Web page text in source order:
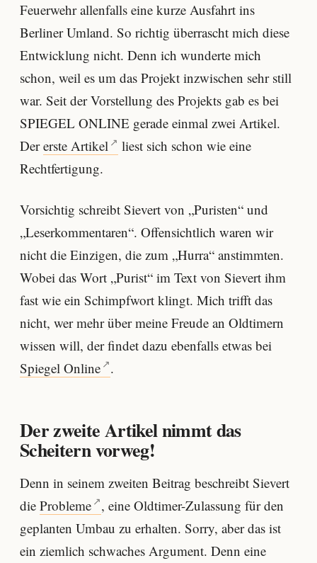
Feuerwehr allenfalls eine kurze Ausfahrt ins
Berliner Umland. So richtig überrascht mich diese
Entwicklung nicht. Denn ich wunderte mich
schon, weil es um das Projekt inzwischen sehr still
war. Seit der Vorstellung des Projekts gab es bei
SPIEGEL ONLINE gerade einmal zwei Artikel.
Dererste Artikel
liest sich schon wie eine
Rechtfertigung.
Vorsichtig schreibt Sievert von „Puristen“ und
„Leserkommentaren“. Offensichtlich waren wir
nicht die Einzigen, die zum „Hurra“ anstimmten.
Wobei das Wort „Purist“ im Text von Sievert ihm
fast wie ein Schimpfwort klingt. Mich trifft das
nicht, wer mehr über meine Freude an Oldtimern
wissen will, der findet dazu ebenfalls etwas bei
Spiegel Online .
Der zweite Artikel nimmt das
Scheitern vorweg!
Denn in seinem zweiten Beitrag beschreibt Sievert
die Probleme , eine Oldtimer-Zulassung für den
geplanten Umbau zu erhalten. Sorry, aber das ist
ein ziemlich schwaches Argument. Denn eine